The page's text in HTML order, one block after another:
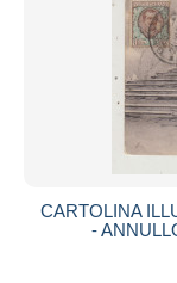
CARTOLINA
-